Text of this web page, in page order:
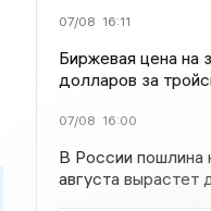
07/08 16:11
Биржевая цена на
долларов за
07/08 16:00
В России пошлина
августа вырастет